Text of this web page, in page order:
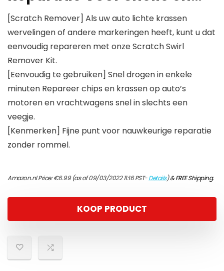
[Scratch Remover] Als uw auto lichte krassen
wervelingen of andere markeringen heeft, kunt u dat
eenvoudig repareren met onze Scratch Swirl
Remover Kit.
[Eenvoudig te gebruiken] Snel drogen in enkele
minuten Repareer chips en krassen op auto’s
motoren en vrachtwagens snel in slechts een
veegje.
[Kenmerken] Fijne punt voor nauwkeurige reparatie
zonder rommel.
Amazon.nl Price:€6.99(as of 09/03/2022 11:16 PST-Details)&FREE Shipping.
KOOP PRODUCT